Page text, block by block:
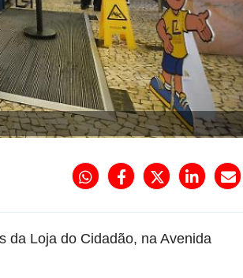
da Loja do Cidadão, na Avenida